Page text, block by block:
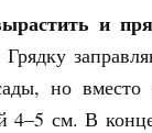
и
Грядку
но
4–5 см. В